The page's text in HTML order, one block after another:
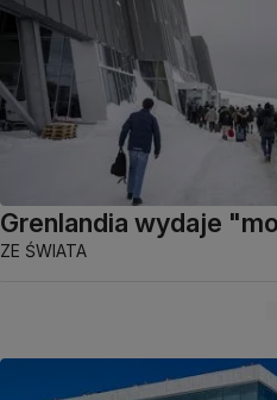
Grenlandia wydaje
ZE ŚWIATA